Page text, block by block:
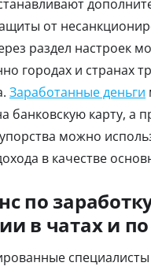
от
раздел настроек
городах и странах
Заработанные деньги
банковскую карту, а
можно
в качестве
по
в чатах и